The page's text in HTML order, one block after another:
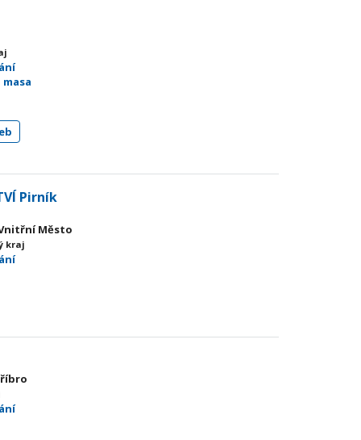
Pirník
Vnitřní Město
kraj